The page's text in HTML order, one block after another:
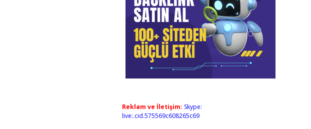
Reklam ve İletişim: Skype:
live:.cid.575569c608265c69